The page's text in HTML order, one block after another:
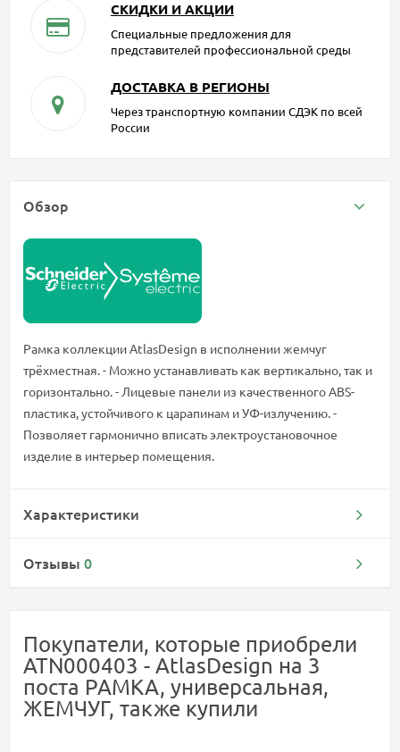
СКИДКИ И АКЦИИ
Специальные предложения для
представителей профессиональной среды
ДОСТАВКА В РЕГИОНЫ
Через транспортную компании СДЭК по всей
России
Обзор
Рамка коллекции AtlasDesign в исполнении жемчуг
трёхместная. - Можно устанавливать как вертикально, так и
горизонтально. - Лицевые панели из качественного ABS-
пластика, устойчивого к царапинам и УФ-излучению. -
Позволяет гармонично вписать электроустановочное
изделие в интерьер помещения.
Характеристики
Отзывы 0
Покупатели, которые приобрели
ATN000403 - AtlasDesign на 3
поста РАМКА, универсальная,
ЖЕМЧУГ, также купили